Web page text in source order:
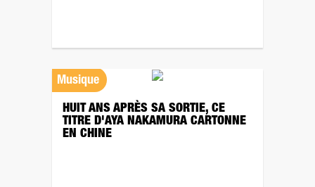
Musique
HUIT ANS APRÈS SA SORTIE, CE
TITRE D'AYA NAKAMURA CARTONNE
EN CHINE